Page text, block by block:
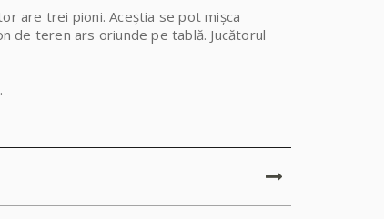
are trei pioni. Aceștia se pot mișca
de teren ars oriunde pe tablă. Jucătorul